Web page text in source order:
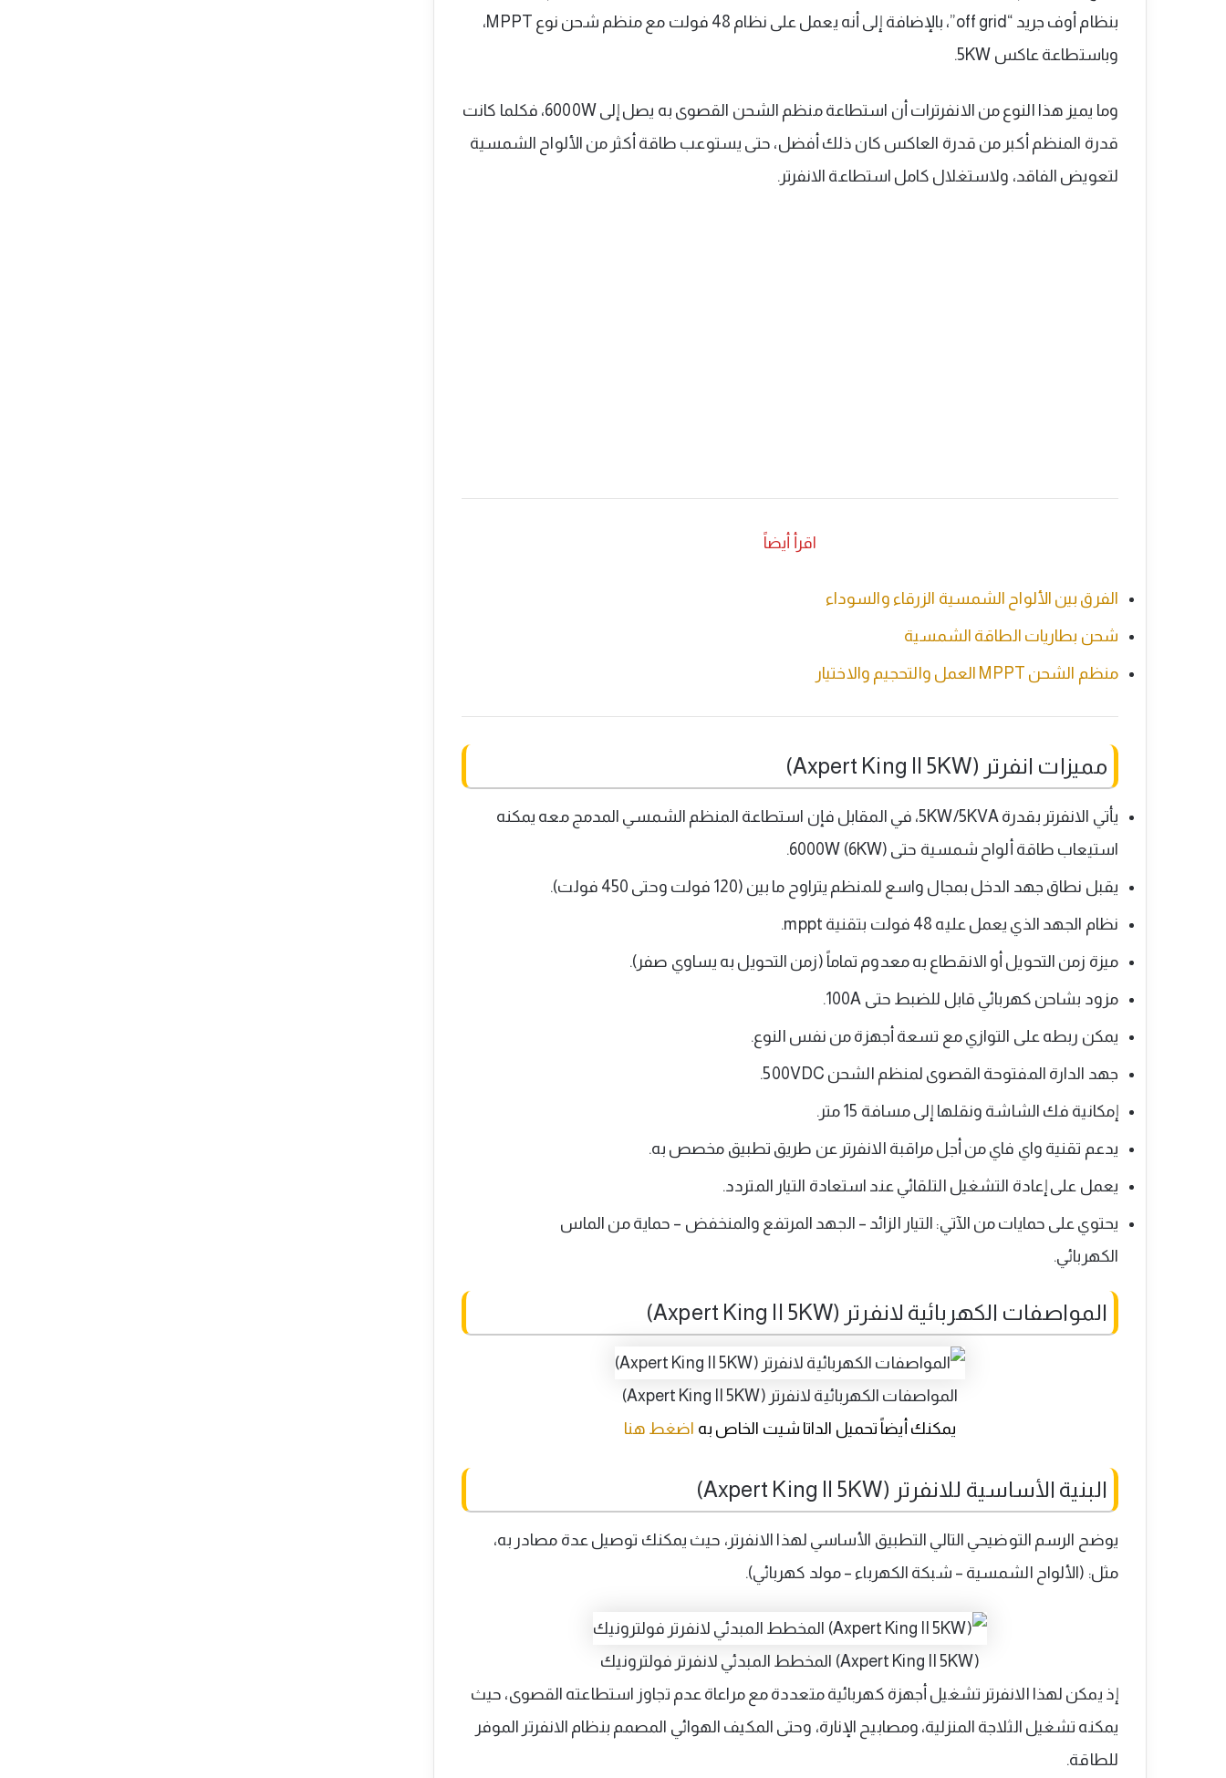
بنظام أوف جريد “off grid”، بالإضافة إلى أنه يعمل على نظام 48 فولت مع منظم شحن نوع MPPT،
وباستطاعة عاكس 5KW.
وما يميز هذا النوع من الانفرترات أن استطاعة منظم الشحن القصوى به يصل إلى 6000W، فكلما كانت
قدرة المنظم أكبر من قدرة العاكس كان ذلك أفضل، حتى يستوعب طاقة أكثر من الألواح الشمسية
لتعويض الفاقد، ولاستغلال كامل استطاعة الانفرتر.
اقرأ أيضاً
الفرق بين الألواح الشمسية الزرقاء والسوداء
شحن بطاريات الطاقة الشمسية
منظم الشحن MPPT العمل والتحجيم والاختيار
مميزات انفرتر (Axpert King II 5KW)
يأتي الانفرتر بقدرة 5KW/5KVA، في المقابل فإن استطاعة المنظم الشمسي المدمج معه يمكنه
استيعاب طاقة ألواح شمسية حتى 6000W (6KW).
يقبل نطاق جهد الدخل بمجال واسع للمنظم يتراوح ما بين (120 فولت وحتى 450 فولت).
نظام الجهد الذي يعمل عليه 48 فولت بتقنية mppt.
ميزة زمن التحويل أو الانقطاع به معدوم تماماً (زمن التحويل به يساوي صفر).
مزود بشاحن كهربائي قابل للضبط حتى 100A.
يمكن ربطه على التوازي مع تسعة أجهزة من نفس النوع.
جهد الدارة المفتوحة القصوى لمنظم الشحن 500VDC.
إمكانية فك الشاشة ونقلها إلى مسافة 15 متر.
يدعم تقنية واي فاي من أجل مراقبة الانفرتر عن طريق تطبيق مخصص به.
يعمل على إعادة التشغيل التلقائي عند استعادة التيار المتردد.
يحتوي على حمايات من الآتي: التيار الزائد – الجهد المرتفع والمنخفض – حماية من الماس
الكهربائي.
المواصفات الكهربائية لانفرتر (Axpert King II 5KW)
المواصفات الكهربائية لانفرتر (Axpert King II 5KW)
يمكنك أيضاً تحميل الداتا شيت الخاص به اضغط هنا
البنية الأساسية للانفرتر (Axpert King II 5KW)
يوضح الرسم التوضيحي التالي التطبيق الأساسي لهذا الانفرتر، حيث يمكنك توصيل عدة مصادر به،
مثل: (الألواح الشمسية – شبكة الكهرباء – مولد كهربائي).
(Axpert King II 5KW) المخطط المبدئي لانفرتر فولترونيك
إذ يمكن لهذا الانفرتر تشغيل أجهزة كهربائية متعددة مع مراعاة عدم تجاوز استطاعته القصوى، حيث
يمكنه تشغيل الثلاجة المنزلية، ومصابيح الإنارة، وحتى المكيف الهوائي المصمم بنظام الانفرتر الموفر
للطاقة.